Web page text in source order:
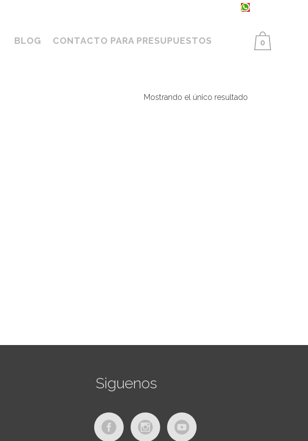
0
BLOG CONTACTO PARA PRESUPUESTOS
Mostrando el único resultado
Siguenos